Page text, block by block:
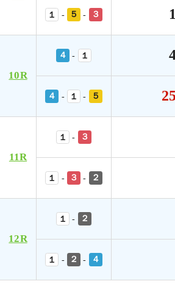
１ - ５ - ３
10R
４ - １
４ - １ - ５
11R
１ - ３
１ - ３ - ２
12R
１ - ２
１ - ２ - ４